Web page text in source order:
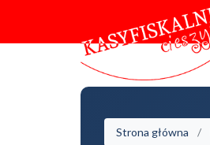
Strona główna